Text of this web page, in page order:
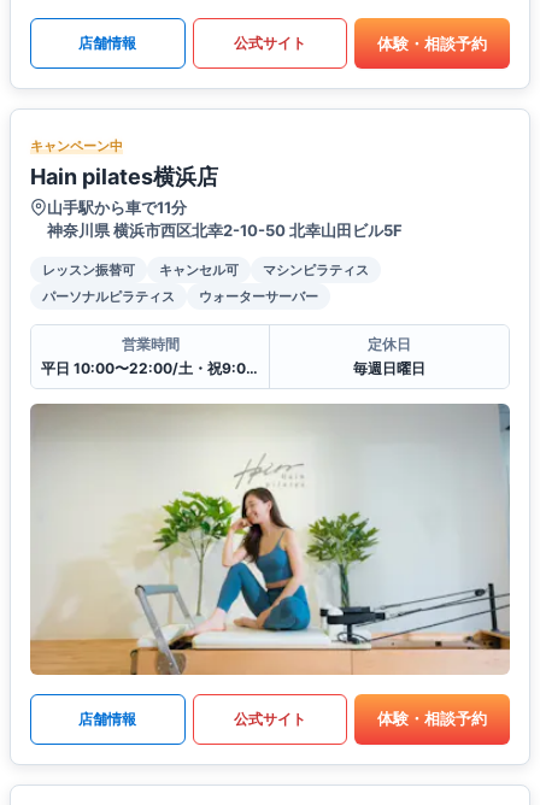
店舗情報 公式サイト 体験・相談予約
キャンペーン中
Hain pilates横浜店
山手駅から車で11分
神奈川県 横浜市西区北幸2-10-50 北幸山田ビル5F
レッスン振替可 キャンセル可
マシンピラティス
パーソナルピラティス
ウォーターサーバー
営業時間
平日 10:00〜22:00/土・祝9:00〜21:00
定休日
毎週日曜日
店舗情報 公式サイト 体験・相談予約